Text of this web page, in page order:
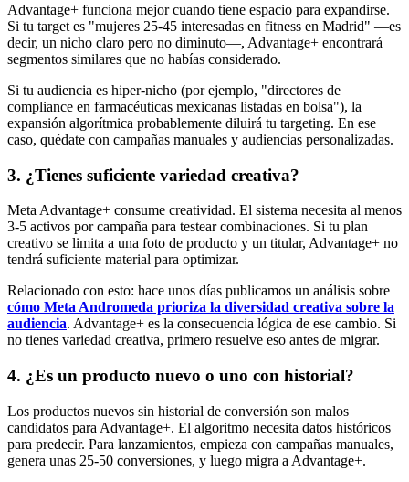
Advantage+ funciona mejor cuando tiene espacio para expandirse.
Si tu target es "mujeres 25-45 interesadas en fitness en Madrid" —es
decir, un nicho claro pero no diminuto—, Advantage+ encontrará
segmentos similares que no habías considerado.
Si tu audiencia es hiper-nicho (por ejemplo, "directores de
compliance en farmacéuticas mexicanas listadas en bolsa"), la
expansión algorítmica probablemente diluirá tu targeting. En ese
caso, quédate con campañas manuales y audiencias personalizadas.
3. ¿Tienes suficiente variedad creativa?
Meta Advantage+ consume creatividad. El sistema necesita al menos
3-5 activos por campaña para testear combinaciones. Si tu plan
creativo se limita a una foto de producto y un titular, Advantage+ no
tendrá suficiente material para optimizar.
Relacionado con esto: hace unos días publicamos un análisis sobre
cómo Meta Andromeda prioriza la diversidad creativa sobre la
audiencia. Advantage+ es la consecuencia lógica de ese cambio. Si
no tienes variedad creativa, primero resuelve eso antes de migrar.
4. ¿Es un producto nuevo o uno con historial?
Los productos nuevos sin historial de conversión son malos
candidatos para Advantage+. El algoritmo necesita datos históricos
para predecir. Para lanzamientos, empieza con campañas manuales,
genera unas 25-50 conversiones, y luego migra a Advantage+.